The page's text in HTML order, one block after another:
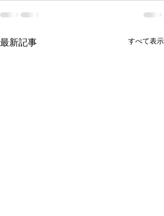
最新記事 すべて表示